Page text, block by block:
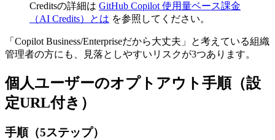
Creditsの詳細は GitHub Copilot 使用量ベース課金
（AI Credits）とは を参照してください。
「Copilot Business/Enterpriseだから大丈夫」と考えている組織
管理者の方にも、見落としやすいリスクが3つあります。
個人ユーザーのオプトアウト手順（設
定URL付き）
手順（5ステップ）